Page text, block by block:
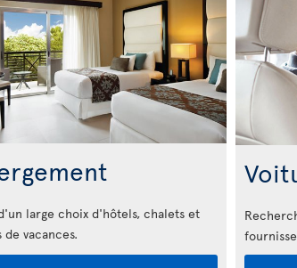
large choix d'hôtels, chalets et
vacances.